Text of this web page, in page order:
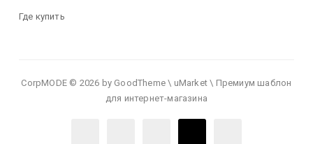
Где купить
CorpMODE © 2026 by GoodTheme \ uMarket \ Премиум шаблон
для интернет-магазина